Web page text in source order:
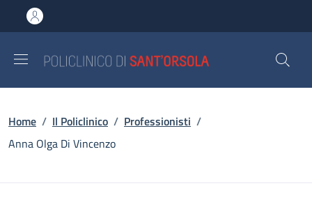
al contenuto principale
to footer content
Briciole di pane
Home / Il Policlinico / Professionisti /
Anna Olga Di Vincenzo